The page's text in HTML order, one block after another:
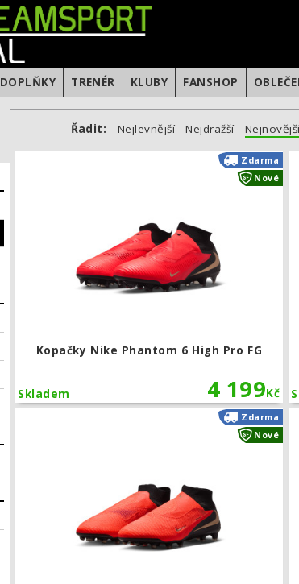
DOPLŇKY TRENÉR KLUBY FANSHOP
Řadit: Nejlevnější Nejdražší Nejnovější
Kopačky Nike Phantom 6 High Pro FG
4 199Kč
Skladem
Zdarma
Nové
Zdarma
Nové